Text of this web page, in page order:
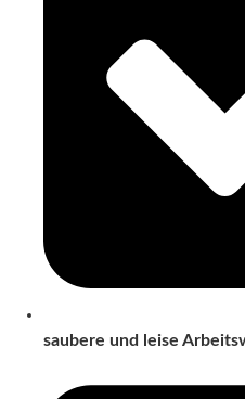
saubere und leise